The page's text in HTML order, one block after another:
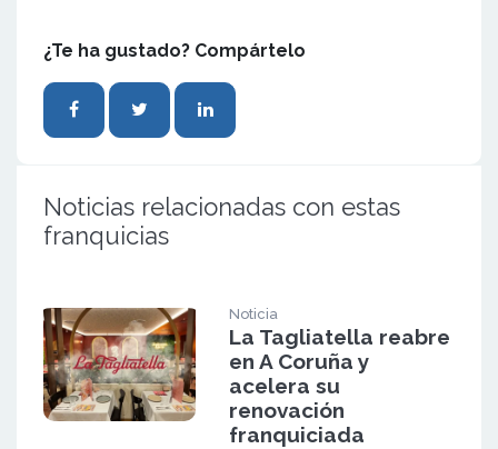
¿Te ha gustado? Compártelo
Noticias relacionadas con estas
franquicias
Noticia
La Tagliatella reabre
en A Coruña y
acelera su
renovación
franquiciada